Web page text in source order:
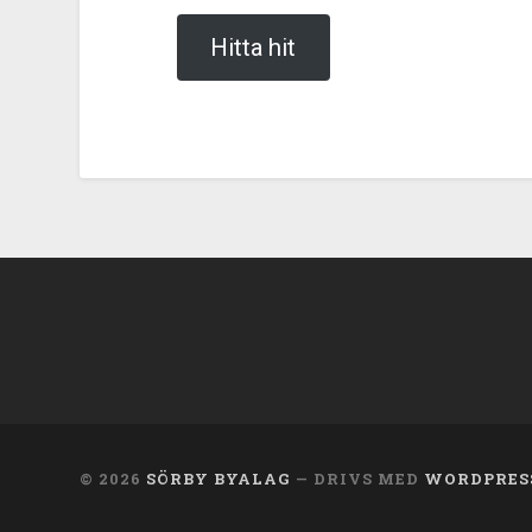
Hitta hit
© 2026 SÖRBY BYALAG — DRIVS MED